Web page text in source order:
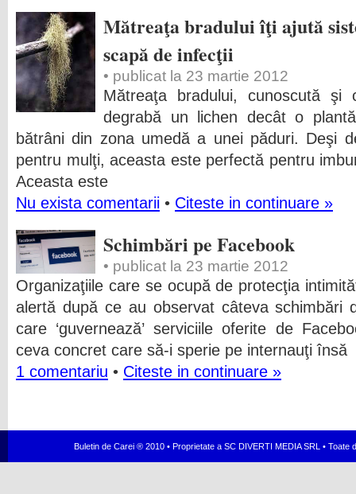
Mătreaţa bradului îţi ajută
scapă de infecţii
• publicat la 23 martie 2012
Mătreaţa bradului, cunoscută
degrabă un lichen decât o
bătrâni din zona umedă a unei păduri. Deşi
pentru mulţi, aceasta este perfectă pentru
Aceasta este
Nu exista comentarii • Citeste in continuare »
Schimbări pe Facebook
• publicat la 23 martie 2012
Organizaţiile care se ocupă de protecţia
alertă după ce au observat câteva schimbări
care ‘guvernează’ serviciile oferite de
ceva concret care să-i sperie pe internauţi însă
1 comentariu • Citeste in continuare »
Buletin de Carei ® 2010 • Proprietate a SC DIVERTI MEDIA SRL •